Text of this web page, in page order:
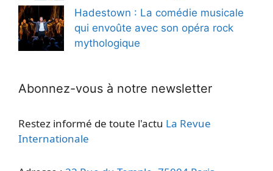
Hadestown : La comédie musicale
qui envoûte avec son opéra rock
mythologique
Abonnez-vous à notre newsletter
Restez informé de toute l'actu La Revue
Internationale